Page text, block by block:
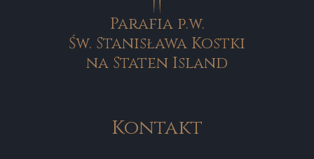
Parafia p.w.
Św. Stanisława Kostki
na Staten Island
Kontakt